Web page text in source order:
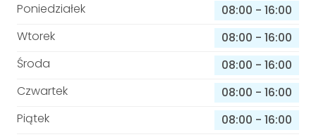
Poniedziałek 08:00 - 16:00
Wtorek
08:00 - 16:00
Środa
08:00 - 16:00
Czwartek
08:00 - 16:00
Piątek
08:00 - 16:00